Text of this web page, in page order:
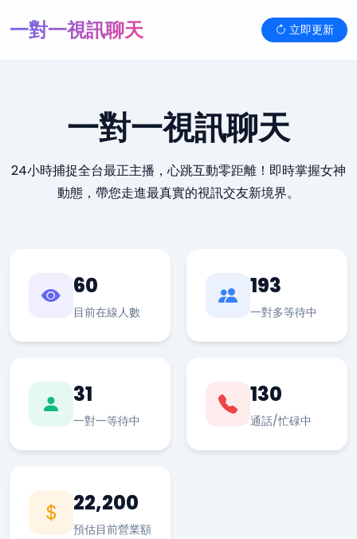
一對一視訊聊天 立即更新
一對一視訊聊天
24小時捕捉全台最正主播，心跳互動零距離！即時掌握女神
動態，帶您走進最真實的視訊交友新境界。
60
目前在線人數
193
一對多等待中
31
一對一等待中
130
通話/忙碌中
22,200
預估目前營業額